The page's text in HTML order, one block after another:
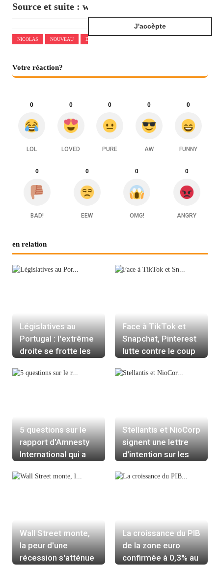
Source et suite : www.batiactu.com
NICOLAS NOUVEAU DIRECTEUR
Votre réaction?
0
LOL
0
LOVED
0
PURE
0
AW
0
FUNNY
0
BAD!
0
EEW
0
OMG!
0
ANGRY
en relation
Législatives au
Portugal : l'extrême
droite se frotte les
Face à TikTok et
Snapchat, Pinterest
lutte contre le coup
5 questions sur le
rapport d'Amnesty
International qui a
l'Ukraine
Stellantis et NioCorp
signent une lettre
d'intention sur les
Wall Street monte,
la peur d'une
récession s'atténue
La croissance du PIB
de la zone euro
confirmée à 0,3% au
J'accèpte